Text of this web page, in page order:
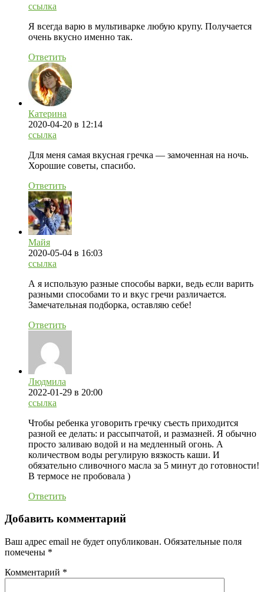
ссылка
Я всегда варю в мультиварке любую крупу. Получается
очень вкусно именно так.
Ответить
Катерина
2020-04-20 в 12:14
ссылка
Для меня самая вкусная гречка — замоченная на ночь.
Хорошие советы, спасибо.
Ответить
Майя
2020-05-04 в 16:03
ссылка
А я использую разные способы варки, ведь если варить
разными способами то и вкус гречи различается.
Замечательная подборка, оставляю себе!
Ответить
Людмила
2022-01-29 в 20:00
ссылка
Чтобы ребенка уговорить гречку съесть приходится
разной ее делать: и рассыпчатой, и размазней. Я обычно
просто заливаю водой и на медленный огонь. А
количеством воды регулирую вязкость каши. И
обязательно сливочного масла за 5 минут до готовности!
В термосе не пробовала )
Ответить
Добавить комментарий
Ваш адрес email не будет опубликован. Обязательные поля
помечены *
Комментарий *